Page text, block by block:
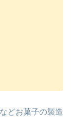
どお菓子の製造